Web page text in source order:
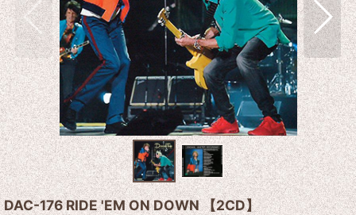
DAC-176 RIDE 'EM ON DOWN 【2CD】